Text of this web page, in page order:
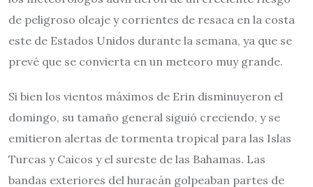
de peligroso oleaje y corrientes de resaca en la costa
este de Estados Unidos durante la semana, ya que se
prevé que se convierta en un meteoro muy grande.
Si bien los vientos máximos de Erin disminuyeron el
domingo, su tamaño general siguió creciendo, y se
emitieron alertas de tormenta tropical para las Islas
Turcas y Caicos y el sureste de las Bahamas. Las
bandas exteriores del huracán golpeaban partes de